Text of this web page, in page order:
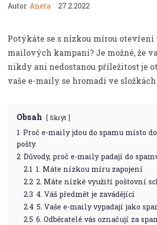
Autor Aneta 27.2.2022
Potýkáte se s nízkou mírou otevření
mailových kampaní? Je možné, že
nikdy ani nedostanou příležitost je
vaše e-maily se hromadí ve složkách
Obsah Skrýt
1 Proč e-maily jdou do spamu místo
pošty
2 Důvody, proč e-maily padají do
2.1 1. Máte nízkou míru zapojení
2.2 2. Máte nízké využití poštovní
2.3 4. Váš předmět je zavádějící
2.4 5. Vaše e-maily vypadají jako
2.5 6. Odběratelé vás označují za